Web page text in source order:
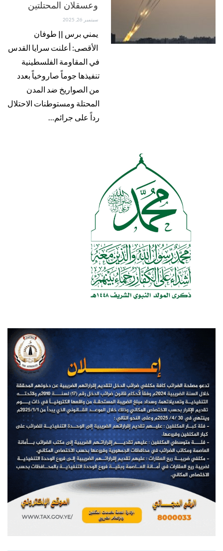
وعسقلان المحتلتين
سبتمبر 26, 2025
يمني برس || طوفان
الأقصى: أعلنت سرايا القدس
في المقاومة الفلسطينية
تنفيذها جوماً صاروخياً بعدد
من الصواريخ ضد المدن
المحتلة ومستوطنات الاحتلال
رداً على جرائم…